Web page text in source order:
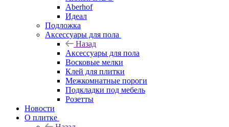
Aberhof
Идеал
Подложка
Аксессуары для пола
Назад
Аксессуары для пола
Восковые мелки
Клей для плитки
Межкомнатные пороги
Подкладки под мебель
Розетты
Новости
О плитке